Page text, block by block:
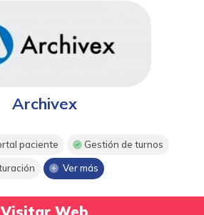
Archivex
paciente Gestión de turnos
Ver más